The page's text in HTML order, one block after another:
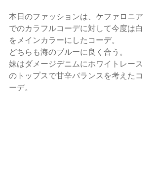
本日のファッションは、ケファロニア
でのカラフルコーデに対して今度は白
をメインカラーにしたコーデ。
どちらも海のブルーに良く合う。
妹はダメージデニムにホワイトレース
のトップスで甘辛バランスを考えたコ
ーデ。